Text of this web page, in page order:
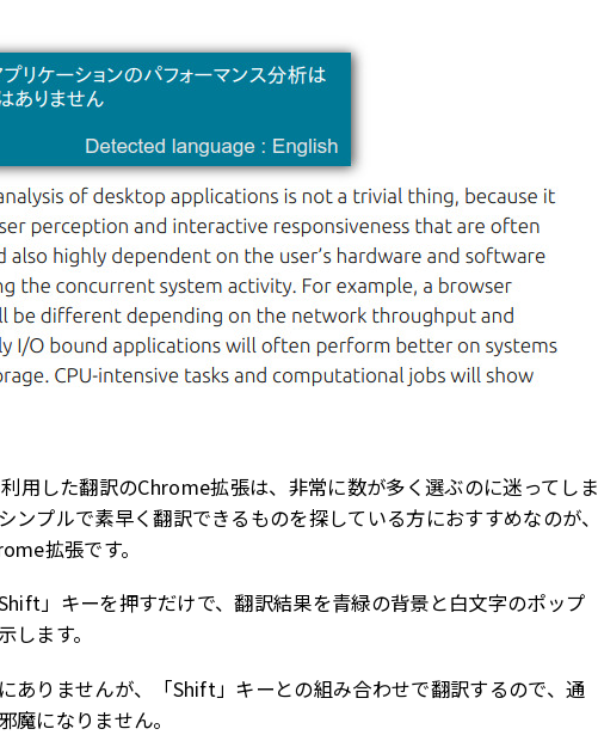
用した翻訳のChrome拡張は、非常に数が多く選ぶのに迷ってしま
ンプルで素早く翻訳できるものを探している方におすすめなのが、
拡張です。
」キーを押すだけで、翻訳結果を青緑の背景と白文字のポップ
します。
ありませんが、「Shift」キーとの組み合わせで翻訳するので、通
魔になりません。